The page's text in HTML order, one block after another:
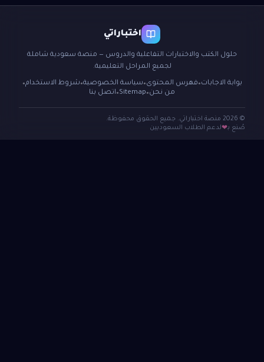
اختباراتي
حلول الكتب والاختبارات التفاعلية والدروس — منصة سعودية شاملة
لجميع المراحل التعليمية.
بوابة الاجابات ● فهرس المحتوى ● سياسة الخصوصية● شروط الاستخدام●
من نحن ●
Sitemap
● اتصل بنا
© 2026 منصة اختباراتي. جميع الحقوق محفوظة.
صُنع بـ❤لدعم الطلاب السعوديين